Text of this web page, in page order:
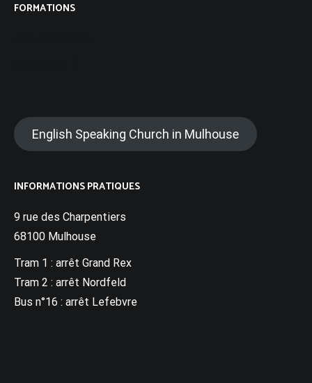
FORMATIONS
English Speaking Church in Mulhouse
INFORMATIONS PRATIQUES
9 rue des Charpentiers
68100 Mulhouse
Tram 1 : arrêt Grand Rex
Tram 2 : arrêt Nordfeld
Bus n°16 : arrêt Lefebvre